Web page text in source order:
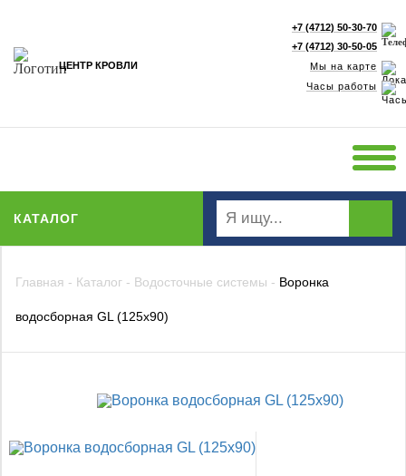
ЦЕНТР КРОВЛИ
+7 (4712) 50-30-70
+7 (4712) 30-50-05
Мы на карте
Часы работы
КАТАЛОГ
Главная - Каталог - Водосточные системы - Воронка
водосборная GL (125x90)